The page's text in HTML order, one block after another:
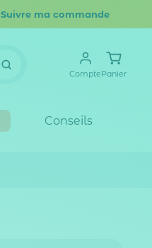
Suivre ma commande
ComptePanier
Conseils